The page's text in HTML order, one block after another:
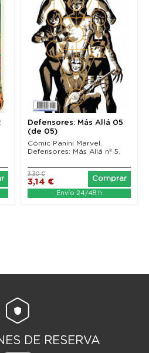
Defensores: Más Allá 05
(de 05)
Cómic Panini Marvel.
Defensores: Más Allá nº 5.
3,14 €
3,30 €
Comprar
Envío 24/48 h
DE RESERVA